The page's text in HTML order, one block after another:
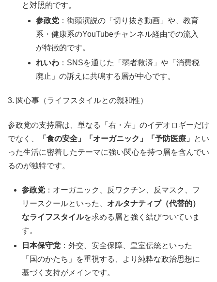
と対照的です。
参政党 ：街頭演説の「切り抜き動画」や、教育
系・健康系のYouTubeチャンネル経由での流入
が特徴的です。
れいわ ：SNSを通じた「弱者救済」や「消費税
廃止」の訴えに共鳴する層が中心です。
3. 関心事（ライフスタイルとの親和性）
参政党の支持層は、単なる「右・左」のイデオロギーだけ
でなく、
「食の安全」「オーガニック」「予防医療」
とい
った生活に密着したテーマに強い関心を持つ層を含んでい
るのが独特です。
参政党 ：オーガニック、反ワクチン、反マスク、フ
リースクールといった、 オルタナティブ（代替的）
なライフスタイルを求める層と強く結びついていま
す。
日本保守党 ：外交、安全保障、皇室伝統といった
「国のかたち」を重視する、より純粋な政治思想に
基づく支持がメインです。